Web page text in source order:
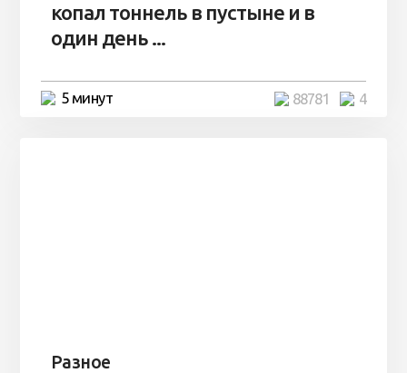
копал тоннель в пустыне и в
один день ...
5 минут 4
88781
Разное